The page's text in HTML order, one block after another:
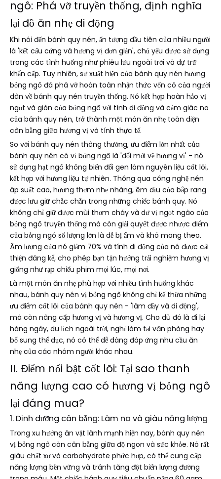
ngô: Phá vỡ truyền thống, định nghĩa
lại đồ ăn nhẹ di động
Khi nói đến bánh quy nén, ấn tượng đầu tiên của nhiều người
là 'kết cấu cứng và hương vị đơn giản', chủ yếu được sử dụng
trong các tình huống như phiêu lưu ngoài trời và dự trữ
khẩn cấp. Tuy nhiên, sự xuất hiện của bánh quy nén hương
bỏng ngô đã phá vỡ hoàn toàn nhận thức vốn có của người
dân về bánh quy nén truyền thống. Nó kết hợp hoàn hảo vị
ngọt và giòn của bỏng ngô với tính di động và cảm giác no
của bánh quy nén, trở thành một món ăn nhẹ toàn diện
cân bằng giữa hương vị và tính thực tế.
So với bánh quy nén thông thường, ưu điểm lớn nhất của
bánh quy nén có vị bỏng ngô là 'đổi mới về hương vị' - nó
sử dụng hạt ngô không biến đổi gen làm nguyên liệu cốt lõi,
kết hợp với hương liệu tự nhiên. Thông qua công nghệ nén
áp suất cao, hương thơm nhẹ nhàng, êm dịu của bắp rang
được lưu giữ chắc chắn trong những chiếc bánh quy. Nó
không chỉ giữ được mùi thơm cháy và dư vị ngọt ngào của
bỏng ngô truyền thống mà còn giải quyết được nhược điểm
của bỏng ngô số lượng lớn là dễ bị ẩm và khó mang theo.
Âm lượng của nó giảm 70% và tính di động của nó được cải
thiện đáng kể, cho phép bạn tận hưởng trải nghiệm hương vị
giống như rạp chiếu phim mọi lúc, mọi nơi.
Là một món ăn nhẹ phù hợp với nhiều tình huống khác
nhau, bánh quy nén vị bỏng ngô không chỉ kế thừa những
ưu điểm cốt lõi của bánh quy nén - 'làm đầy và di động',
mà còn nâng cấp hương vị và hương vị. Cho dù đó là đi lại
hàng ngày, du lịch ngoài trời, nghỉ làm tại văn phòng hay
bổ sung thể dục, nó có thể dễ dàng đáp ứng nhu cầu ăn
nhẹ của các nhóm người khác nhau.
II. Điểm nổi bật cốt lõi: Tại sao thanh
năng lượng cao có hương vị bỏng ngô
lại đáng mua?
1. Dinh dưỡng cân bằng: Làm no và giàu năng lượng
Trong xu hướng ăn vặt lành mạnh hiện nay, bánh quy nén
vị bỏng ngô còn cân bằng giữa độ ngon và sức khỏe. Nó rất
giàu chất xơ và carbohydrate phức hợp, có thể cung cấp
năng lượng bền vững và tránh tăng đột biến lượng đường